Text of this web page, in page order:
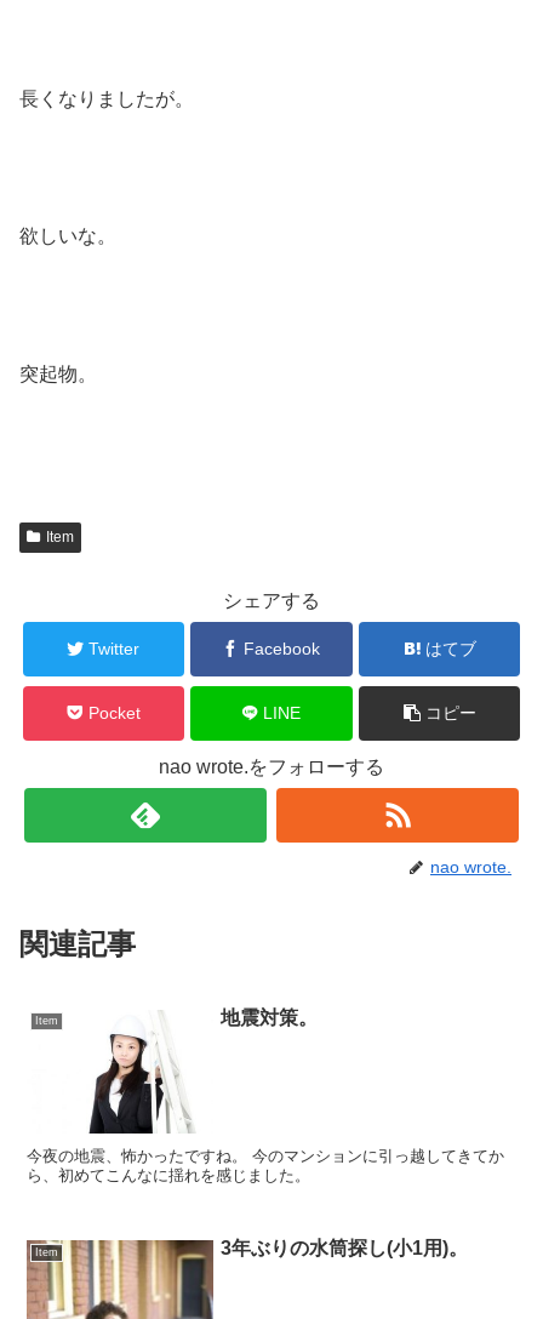
長くなりましたが。
欲しいな。
突起物。
Item
シェアする
Twitter Facebook はてブ
Pocket LINE コピー
nao wrote.をフォローする
nao wrote.
関連記事
Item 地震対策。
今夜の地震、怖かったですね。 今のマンションに引っ越してきてか
ら、初めてこんなに揺れを感じました。
Item 3年ぶりの水筒探し(小1用)。